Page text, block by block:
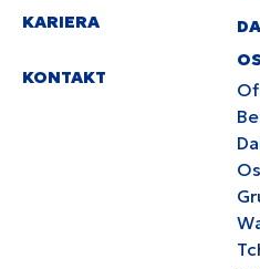
KARIERA
KONTAKT